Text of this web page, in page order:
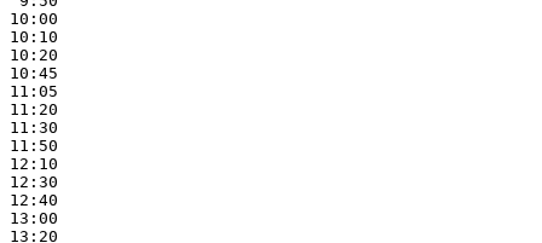
10:00
10:10
10:20
10:45
11:05
11:20
11:30
11:50
12:10
12:30
12:40
13:00
13:20